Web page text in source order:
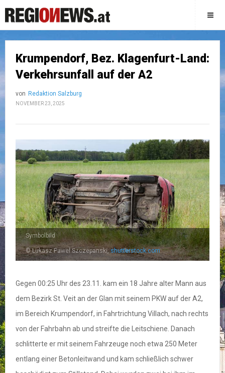
Krumpendorf, Bez. Klagenfurt-Land:
Verkehrsunfall auf der A2
von Redaktion Salzburg
NOVEMBER 23, 2025
Symbolbild
© Lukasz Pawel Szczepanski,shutterstock.com
Gegen 00:25 Uhr des 23.11. kam ein 18 Jahre alter Mann aus
dem Bezirk St. Veit an der Glan mit seinem PKW auf der A2,
im Bereich Krumpendorf, in Fahrtrichtung Villach, nach rechts
von der Fahrbahn ab und streifte die Leitschiene. Danach
schlitterte er mit seinem Fahrzeuge noch etwa 250 Meter
entlang einer Betonleitwand und kam schließlich schwer